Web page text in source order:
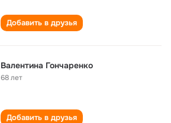
Добавить в друзья
Валентина Гончаренко
68 лет
Добавить в друзья